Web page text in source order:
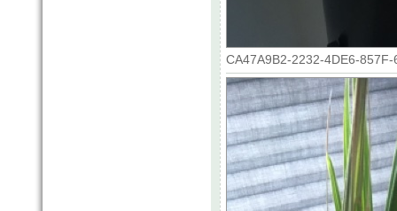
CA47A9B2-2232-4DE6-